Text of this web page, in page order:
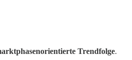
Trendfolge.